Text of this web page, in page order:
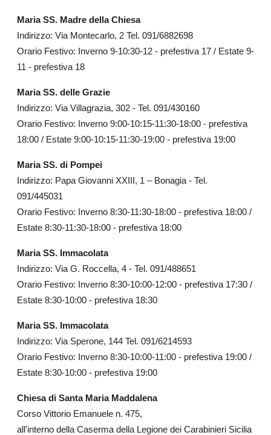
Maria SS. Madre della Chiesa
Indirizzo: Via Montecarlo, 2 Tel. 091/6882698
Orario Festivo: Inverno 9-10:30-12 - prefestiva 17 / Estate 9-
11 - prefestiva 18
Maria SS. delle Grazie
Indirizzo: Via Villagrazia, 302 - Tel. 091/430160
Orario Festivo: Inverno 9:00-10:15-11:30-18:00 - prefestiva
18:00 / Estate 9:00-10:15-11:30-19:00 - prefestiva 19:00
Maria SS. di Pompei
Indirizzo: Papa Giovanni XXIII, 1 – Bonagia - Tel.
091/445031
Orario Festivo: Inverno 8:30-11:30-18:00 - prefestiva 18:00 /
Estate 8:30-11:30-18:00 - prefestiva 18:00
Maria SS. Immacolata
Indirizzo: Via G. Roccella, 4 - Tel. 091/488651
Orario Festivo: Inverno 8:30-10:00-12:00 - prefestiva 17:30 /
Estate 8:30-10:00 - prefestiva 18:30
Maria SS. Immacolata
Indirizzo: Via Sperone, 144 Tel. 091/6214593
Orario Festivo: Inverno 8:30-10:00-11:00 - prefestiva 19:00 /
Estate 8:30-10:00 - prefestiva 19:00
Chiesa di Santa Maria Maddalena
Corso Vittorio Emanuele n. 475,
all'interno della Caserma della Legione dei Carabinieri Sicilia